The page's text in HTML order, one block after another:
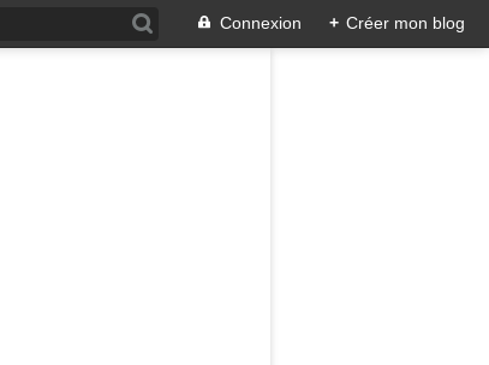
Connexion + Créer mon blog